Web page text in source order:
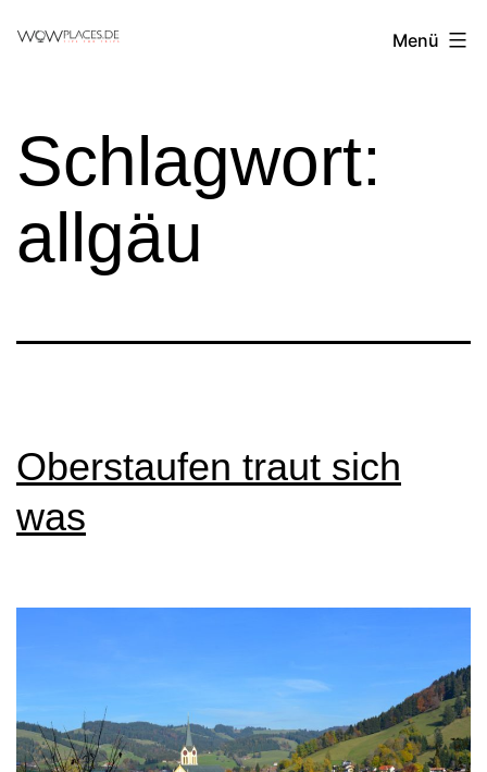
Reiseblog
Menü
Schlagwort:
allgäu
Oberstaufen traut sich
was